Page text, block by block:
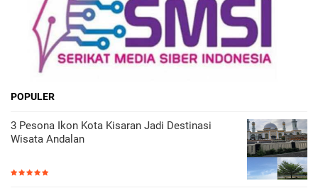
POPULER
3 Pesona Ikon Kota Kisaran Jadi Destinasi
Wisata Andalan